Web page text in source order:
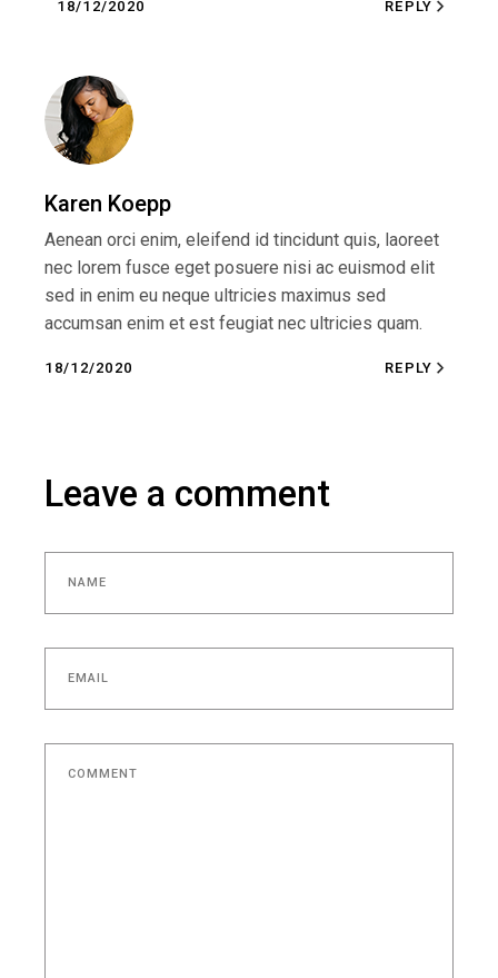
18/12/2020 REPLY
Karen Koepp
Aenean orci enim, eleifend id tincidunt quis, laoreet
nec lorem fusce eget posuere nisi ac euismod elit
sed in enim eu neque ultricies maximus sed
accumsan enim et est feugiat nec ultricies quam.
18/12/2020 REPLY
Leave a comment